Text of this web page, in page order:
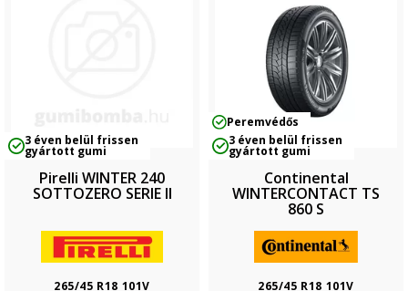
3 éven belül frissen
gyártott gumi
Pirelli WINTER 240
SOTTOZERO SERIE II
265/45 R18 101V
Peremvédős
3 éven belül frissen
gyártott gumi
Continental
WINTERCONTACT TS
860 S
265/45 R18 101V